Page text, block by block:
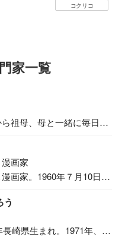
コクリコ
家一覧
祖母、母と一緒に毎日の
画家
画家。1960年７月10日生
う
崎県生まれ。1971年、